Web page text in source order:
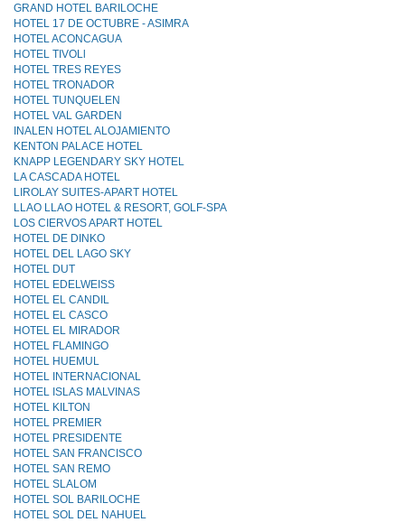
GRAND HOTEL BARILOCHE
HOTEL 17 DE OCTUBRE - ASIMRA
HOTEL ACONCAGUA
HOTEL TIVOLl
HOTEL TRES REYES
HOTEL TRONADOR
HOTEL TUNQUELEN
HOTEL VAL GARDEN
INALEN HOTEL ALOJAMIENTO
KENTON PALACE HOTEL
KNAPP LEGENDARY SKY HOTEL
LA CASCADA HOTEL
LIROLAY SUITES-APART HOTEL
LLAO LLAO HOTEL & RESORT, GOLF-SPA
LOS CIERVOS APART HOTEL
HOTEL DE DINKO
HOTEL DEL LAGO SKY
HOTEL DUT
HOTEL EDELWEISS
HOTEL EL CANDIL
HOTEL EL CASCO
HOTEL EL MIRADOR
HOTEL FLAMINGO
HOTEL HUEMUL
HOTEL INTERNACIONAL
HOTEL ISLAS MALVINAS
HOTEL KILTON
HOTEL PREMIER
HOTEL PRESIDENTE
HOTEL SAN FRANCISCO
HOTEL SAN REMO
HOTEL SLALOM
HOTEL SOL BARILOCHE
HOTEL SOL DEL NAHUEL